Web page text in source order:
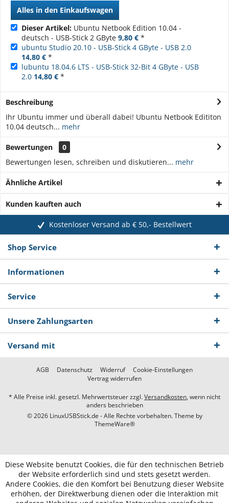
Alles in den Einkaufswagen
Dieser Artikel: Ubuntu Netbook Edition 10.04 -
deutsch - USB-Stick 2 GByte 9,80 € *
ubuntu Studio 20.10 - USB-Stick 4 GByte - USB 2.0
14,80 € *
lubuntu 18.04.6 LTS - USB-Stick 32-Bit 4 GByte - USB
2.0 14,80 € *
Beschreibung
Ihr Ubuntu immer und überall dabei! Ubuntu Netbook Edititon
10.04 deutsch... mehr
Bewertungen
0
Bewertungen lesen, schreiben und diskutieren... mehr
Ähnliche Artikel
Kunden kauften auch
Kostenloser Versand ab € 50,- Bestellwert
Shop Service
Informationen
Service
Unsere Zahlungsarten
Versand mit
AGB Datenschutz Widerruf
Cookie-Einstellungen
Vertrag widerrufen
* Alle Preise inkl. gesetzl. Mehrwertsteuer zzgl.Versandkosten, wenn nicht
anders beschrieben
© 2026 LinuxUSBStick.de - Alle Rechte vorbehalten. Theme by
ThemeWare®
Diese Website benutzt Cookies, die für den technischen Betrieb
der Website erforderlich sind und stets gesetzt werden.
Andere Cookies, die den Komfort bei Benutzung dieser Website
erhöhen, der Direktwerbung dienen oder die Interaktion mit